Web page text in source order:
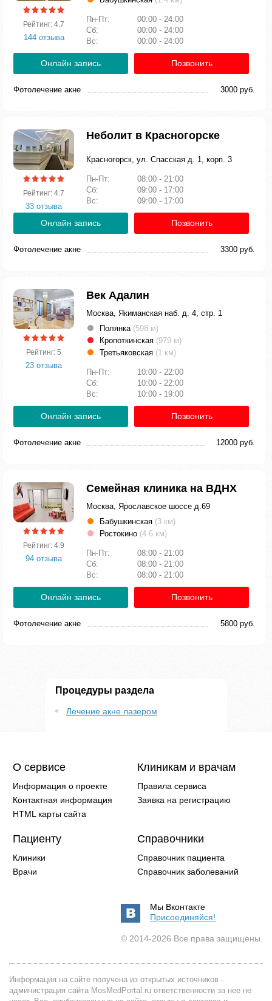
Рейтинг: 4.7
144 отзыва
Пн-Пт:
00:00 - 24:00
Сб:
00:00 - 24:00
Вс:
00:00 - 24:00
Онлайн запись Позвонить
Фотолечение акне 3000 руб.
Рейтинг: 4.7
33 отзыва
Неболит в Красногорске
Красногорск, ул. Спасская д. 1, корп. 3
Пн-Пт:
08:00 - 21:00
Сб:
09:00 - 17:00
Вс:
09:00 - 17:00
Онлайн запись Позвонить
Фотолечение акне 3300 руб.
Рейтинг: 5
23 отзыва
Век Адалин
Москва, Якиманская наб. д. 4, стр. 1
Полянка (598 м)
Кропоткинская (979 м)
Третьяковская (1 км)
Пн-Пт:
10:00 - 22:00
Сб:
10:00 - 22:00
Вс:
10:00 - 19:00
Онлайн запись Позвонить
Фотолечение акне 12000 руб.
Рейтинг: 4.9
94 отзыва
Семейная клиника на ВДНХ
Москва, Ярославское шоссе д.69
Бабушкинская (3 км)
Ростокино (4.6 км)
Пн-Пт:
08:00 - 21:00
Сб:
08:00 - 21:00
Вс:
08:00 - 21:00
Онлайн запись Позвонить
Фотолечение акне 5800 руб.
Процедуры раздела
Лечение акне лазером
О сервисе
Информация о проекте
Контактная информация
HTML карты сайта
Клиникам и врачам
Правила сервиса
Заявка на регистрацию
Пациенту
Клиники
Врачи
Справочники
Справочник пациента
Справочник заболеваний
Мы Вконтакте
Присоединяйся!
© 2014-2026 Все права защищены.
Информация на сайте получена из открытых источников -
администрация сайта MosMedPortal.ru ответственности за нее не